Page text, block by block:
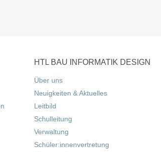
HTL BAU INFORMATIK DESIGN
Über uns
Neuigkeiten & Aktuelles
Leitbild
Schulleitung
Verwaltung
Schüler:innenvertretung